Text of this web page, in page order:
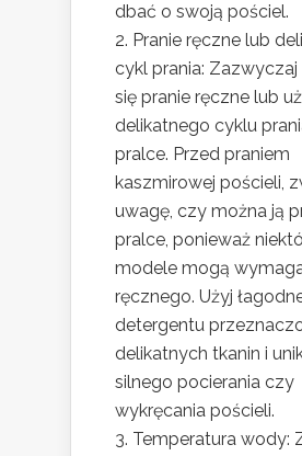
dbać o swoją pościel.
Pranie ręczne lub
cykl prania:
się pranie ręczne lub
delikatnego cyklu
pralce. Przed praniem
kaszmirowej pościeli,
uwagę, czy można ją
pralce, ponieważ
modele mogą
ręcznego. Użyj
detergentu
delikatnych tkanin i
silnego pocierania czy
wykręcania pościeli.
Temperatura wody: